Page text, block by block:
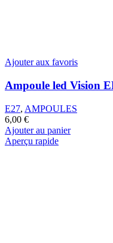
Ajouter aux favoris
Ampoule led Vision
E27, AMPOULES
6,00 €
Ajouter au panier
Aperçu rapide